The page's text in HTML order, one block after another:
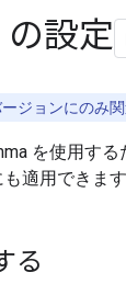
設定
ジョンにのみ関
を使用す
適用できます
る